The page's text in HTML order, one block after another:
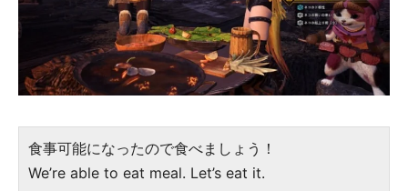
食事可能になったので食べましょう！
We’re able to eat meal. Let’s eat it.